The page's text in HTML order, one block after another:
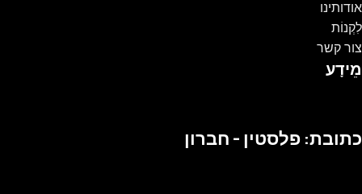
אודותינו
לִקְנוֹת
צור קשר
מֵידָע
כתובת: פלסטין - חברון